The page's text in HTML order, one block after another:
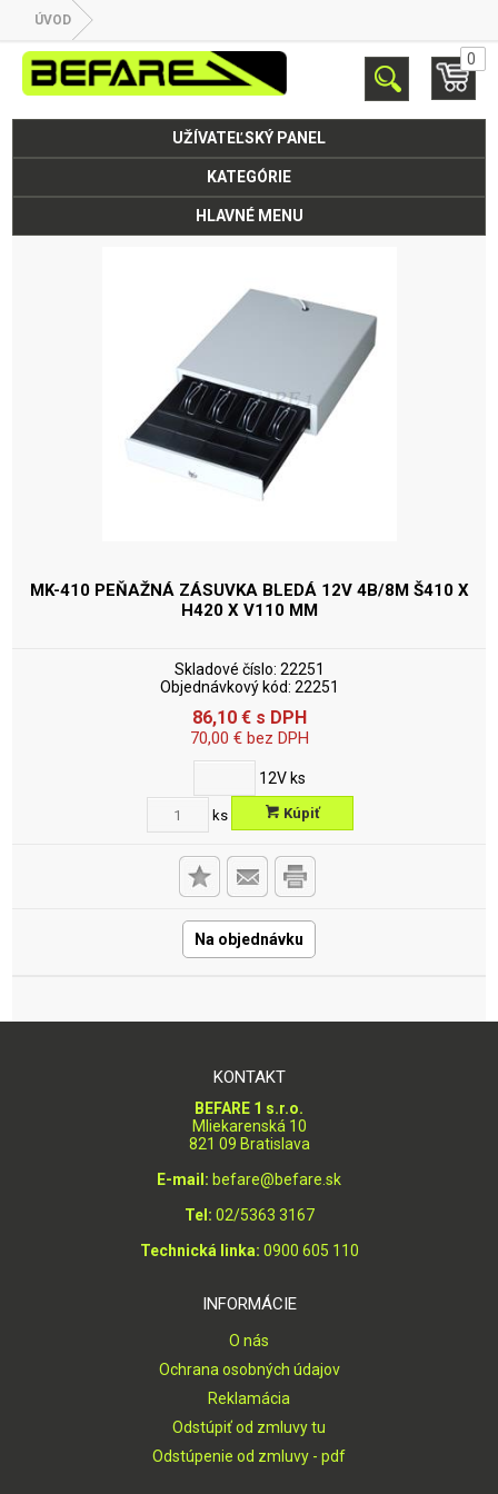
ÚVOD
0
UŽÍVATEĽSKÝ PANEL
KATEGÓRIE
HLAVNÉ MENU
MK-410 PEŇAŽNÁ ZÁSUVKA BLEDÁ 12V 4B/8M Š410 X
H420 X V110 MM
Skladové číslo: 22251
Objednávkový kód: 22251
86,10 €s DPH
70,00 €bez DPH
12V ks
ks Kúpiť
Na objednávku
KONTAKT
BEFARE 1 s.r.o.
Mliekarenská 10
821 09 Bratislava
E-mail: befare@befare.sk
Tel: 02/5363 3167
Technická linka: 0900 605 110
INFORMÁCIE
O nás
Ochrana osobných údajov
Reklamácia
Odstúpiť od zmluvy tu
Odstúpenie od zmluvy - pdf